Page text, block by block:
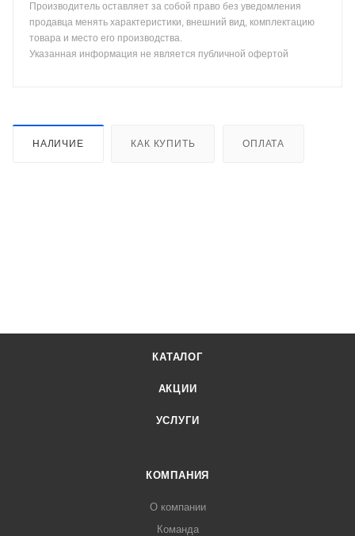
Производитель оставляет за собой право без уведомления
продавца менять характеристики, внешний вид, комплектацию
товара и место его производства.
Указанная информация не является публичной офертой
НАЛИЧИЕ КАК КУПИТЬ ОПЛАТА
КАТАЛОГ
АКЦИИ
УСЛУГИ
КОМПАНИЯ
О компании
Команда